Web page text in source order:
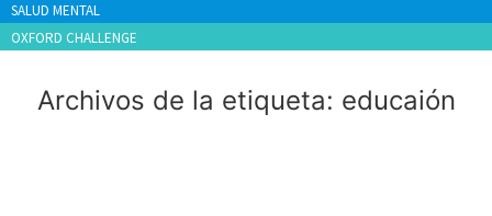
SALUD MENTAL
OXFORD CHALLENGE
Archivos de la etiqueta: educaión